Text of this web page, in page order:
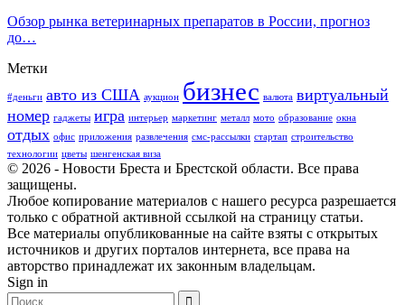
Обзор рынка ветеринарных препаратов в России, прогноз
до…
Метки
#деньги авто из США аукцион бизнес валюта виртуальный
номер гаджеты игра интерьер маркетинг металл мото образование окна
отдых офис приложения развлечения смс-рассылки стартап строительство
технологии цветы шенгенская виза
© 2026 - Новости Бреста и Брестской области. Все права
защищены.
Любое копирование материалов с нашего ресурса разрешается
только с обратной активной ссылкой на страницу статьи.
Все материалы опубликованные на сайте взяты с открытых
источников и других порталов интернета, все права на
авторство принадлежат их законным владельцам.
Sign in